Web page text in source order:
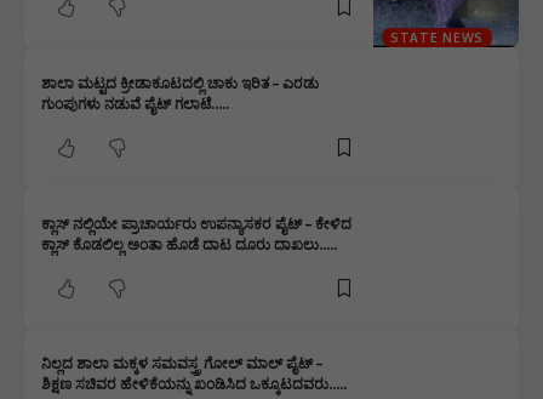
STATE NEWS
ಶಾಲಾ ಮಟ್ಟದ ಕ್ರೀಡಾಕೂಟದಲ್ಲಿ ಚಾಕು ಇರಿತ – ಎರಡು
ಗುಂಪುಗಳು ನಡುವೆ ಪೈಟ್ ಗಲಾಟೆ…..
ಕ್ಲಾಸ್ ನಲ್ಲಿಯೇ ಪ್ರಾಚಾರ್ಯರು ಉಪನ್ಯಾಸಕರ ಪೈಟ್ – ಕೇಳಿದ
ಕ್ಲಾಸ್ ಕೊಡಲಿಲ್ಲ ಅಂತಾ ಹೊಡೆ ದಾಟ ದೂರು ದಾಖಲು…..
ನಿಲ್ಲದ ಶಾಲಾ ಮಕ್ಕಳ ಸಮವಸ್ತ್ರ ಗೋಲ್ ಮಾಲ್ ಪೈಟ್ –
ಶಿಕ್ಷಣ ಸಚಿವರ ಹೇಳಿಕೆಯನ್ನು ಖಂಡಿಸಿದ ಒಕ್ಕೂಟದವರು…..